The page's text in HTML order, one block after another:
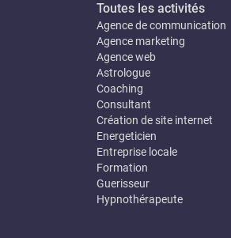
Toutes les activités
Agence de communication
Agence marketing
Agence web
Astrologue
Coaching
Consultant
Création de site internet
Energeticien
Entreprise locale
Formation
Guerisseur
Hypnothérapeute